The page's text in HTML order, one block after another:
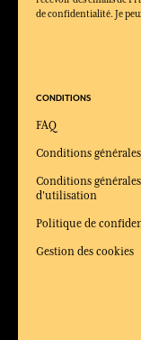
de confidentialité. Je
CONDITIONS
FAQ
Conditions
Conditions générales
d'utilisation
Politique de
Gestion des cookies